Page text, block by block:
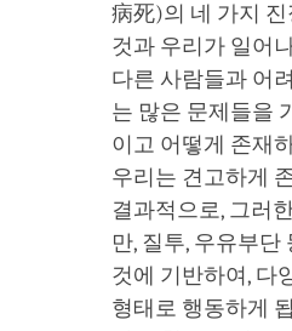
病死)의 네 가지
것과 우리가 일어
다른 사람들과 어
는 많은 문제들을
이고 어떻게 존재
우리는 견고하게
결과적으로, 그러
만, 질투, 우유부
것에 기반하여, 다
형태로 행동하게